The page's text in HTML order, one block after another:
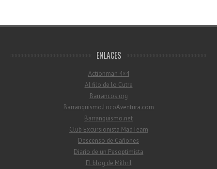
ENLACES
Actionman 4×4
Al filo de lo Cutre
Barrancos.org
Barranquismo.LocoAventura.com
Barranquismo.net
Club Excursionista MadTeam
Descenso de Cañones
Diario de un Pesoptimista
El blog de Mithril